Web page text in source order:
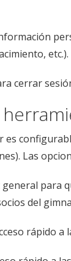
etc.).
cerrar
es
Las
general para
del
rápido a